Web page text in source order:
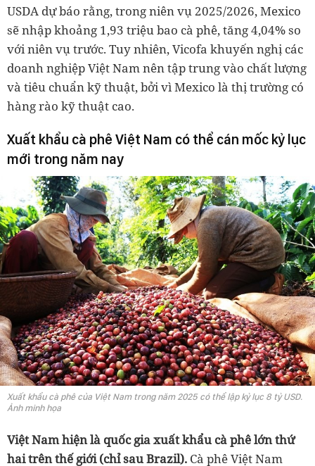
USDA dự báo rằng, trong niên vụ 2025/2026, Mexico
sẽ nhập khoảng 1,93 triệu bao cà phê, tăng 4,04% so
với niên vụ trước. Tuy nhiên, Vicofa khuyến nghị các
doanh nghiệp Việt Nam nên tập trung vào chất lượng
và tiêu chuẩn kỹ thuật, bởi vì Mexico là thị trường có
hàng rào kỹ thuật cao.
Xuất khẩu cà phê Việt Nam có thể cán mốc kỷ lục
mới trong năm nay
Xuất khẩu cà phê của Việt Nam trong năm 2025 có thể lập kỷ lục 8 tỷ USD.
Ảnh minh họa
Việt Nam hiện là quốc gia xuất khẩu cà phê lớn thứ
hai trên thế giới (chỉ sau Brazil). Cà phê Việt Nam